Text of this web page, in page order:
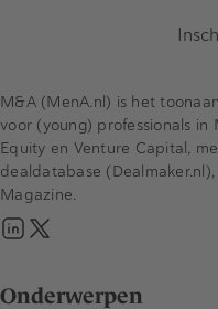
Onderwerpen
M&A (MenA.nl) is het
voor (young) professionals in
Equity en Venture Capital,
dealdatabase
Magazine.